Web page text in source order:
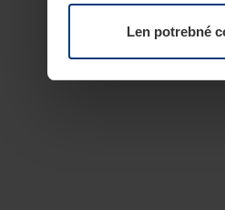
Len potrebné